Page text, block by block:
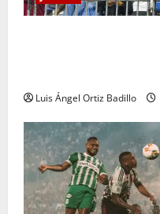
Luis Ángel Ortiz Badillo